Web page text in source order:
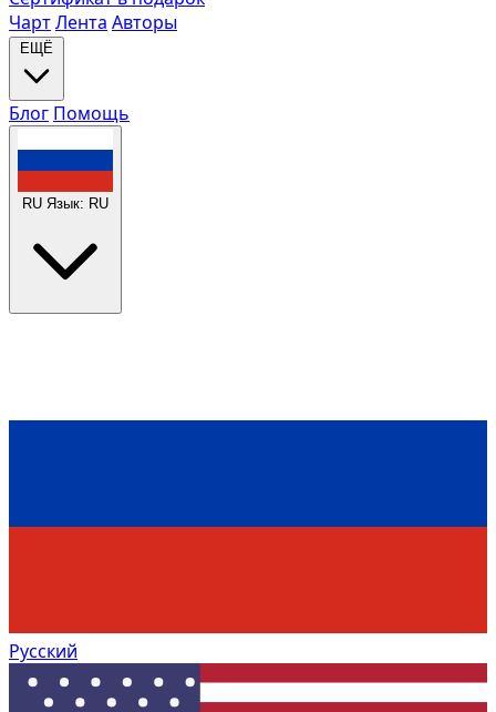
ЧартЛента Авторы
ЕЩЁ
Блог Помощь
RU Язык: RU
Русский